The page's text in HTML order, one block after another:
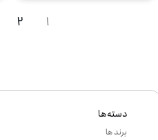
دسته‌ها
برند ها
۱ ۲